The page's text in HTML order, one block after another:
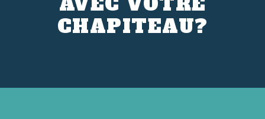
CHAPITEAU?